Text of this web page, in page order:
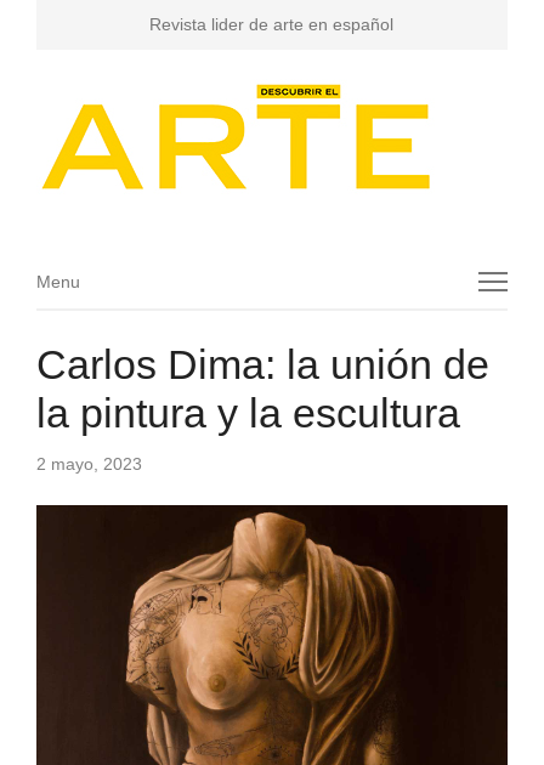
Revista lider de arte en español
Menu
Menu
Carlos Dima: la unión de
la pintura y la escultura
2 mayo, 2023